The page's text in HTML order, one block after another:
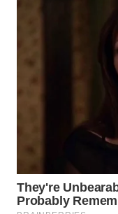
SELATAN
WN
KARO